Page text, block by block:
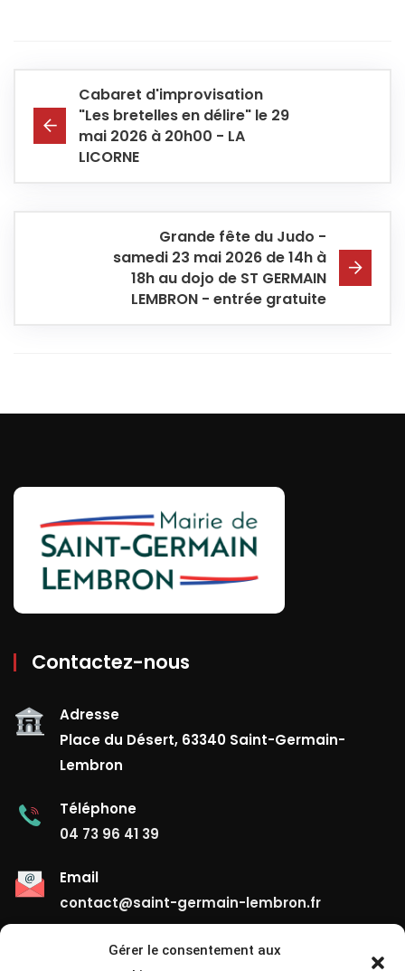
Gérer le consentement aux
Cabaret d'improvisation
"Les bretelles en délire" le 29
mai 2026 à 20h00 - LA
LICORNE
Grande fête du Judo -
samedi 23 mai 2026 de 14h à
18h au dojo de ST GERMAIN
LEMBRON - entrée gratuite
Contactez-nous
Adresse
Place du Désert, 63340 Saint-Germain-
Lembron
Téléphone
04 73 96 41 39
Email
contact@saint-germain-lembron.fr
Liens Utiles